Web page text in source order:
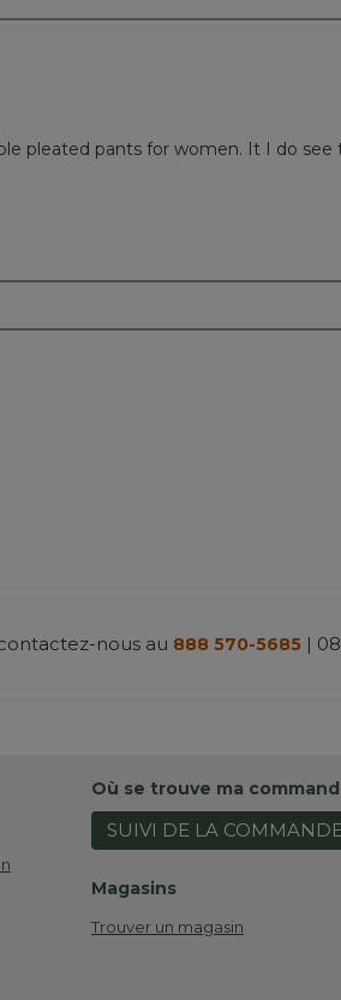
pleated pants for women. It I do
nous au 888 570-5685 |
Où se trouve ma
SUIVI DE LA
Magasins
Trouver un magasin